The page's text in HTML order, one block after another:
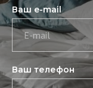
Ваш e-mail
E-mail
Ваш телефон